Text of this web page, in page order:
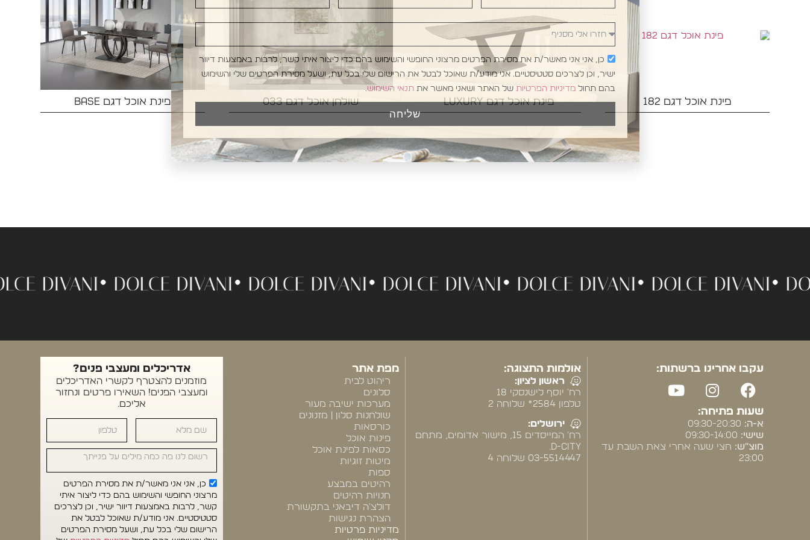
פינת אוכל דגם 182 פינת אוכל דגם LUXURY שולחן אוכל דגם 033 פינת אוכל דגם BASE
DOLCE DIVANI • DOLCE DIVANI • DOLCE DIVANI • DOLCE DIVANI • DOLCE DIVANI • DOLCE DIVANI •
עקבו אחרינו ברשתות:
שעות פתיחה:
א-ה:
שישי:
מוצ"ש: חצי שעה אחרי צאת השבת עד
23:00
אולמות התצוגה:
ראשון לציון:
רח' יוסף לישנסקי 18
טלפון 2584* שלוחה 2
ירושלים:
רח' המייסדים 15, מישור אדומים, מתחם
D-CITY.
03-5514447 שלוחה 4
מפת אתר
ריהוט לבית
סלונים
מערכות ישיבה מעור
שולחנות סלון | מזנונים
כורסאות
פינות אוכל
כסאות לפינת אוכל
מיטות זוגיות
ספות
רהיטים במבצע
חנויות רהיטים
דולצ'ה דיבאני בתקשורת
הצהרת נגישות
מדיניות פרטיות
אדריכלים ומעצבי פנים?
מוזמנים להצטרף לקשרי האדריכלים
ומעצבי הפנים! השאירו פרטים ונחזור
אליכם.
כן, אני אני מאשר/ת את מסירת הפרטים
מרצוני החופשי והשימוש בהם כדי ליצור איתי
קשר, לרבות באמצעות דיוור ישיר, וכן לצרכים
סטטיסטיים. אני מודע/ת שאוכל לבטל את
הרישום שלי בכל עת, ושעל מסירת הפרטים
כן, אני אני מאשר/ת את מסירת הפרטים מרצוני החופשי והשימוש בהם כדי ליצור איתי קשר, לרבות באמצעות דיוור
ישיר, וכן לצרכים סטטיסטיים. אני מודע/ת שאוכל לבטל את הרישום שלי בכל עת, ושעל מסירת הפרטים שלי והשימוש
בהם תחולמדיניות הפרטיות של האתר ושאני מאשר אתתנאי השימוש.
שליחה